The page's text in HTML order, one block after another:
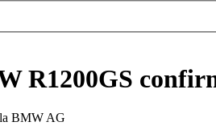
R1200GS
BMW AG